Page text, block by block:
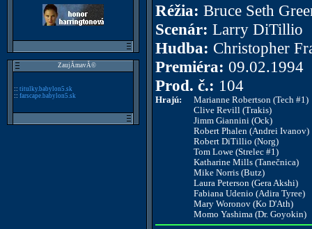
ZaujĂ­mavĂ©
:: titulky.babylon5.sk
:: farscape.babylon5.sk
Réžia: Bruce Seth
Scenár: Larry DiTillio
Hudba: Christopher
Premiéra: 09.02.1994
Prod. č.: 104
Hrajú:
Marianne Robertson (Tech #1)
Clive Revill (Trakis)
Jimm Giannini (Ock)
Robert Phalen (Andrei Ivanov)
Robert DiTillio (Norg)
Tom Lowe (Strelec #1)
Katharine Mills (Tanečnica)
Mike Norris (Butz)
Laura Peterson (Gera Akshi)
Fabiana Udenio (Adira Tyree)
Mary Woronov (Ko D'Ath)
Momo Yashima (Dr. Goyokin)